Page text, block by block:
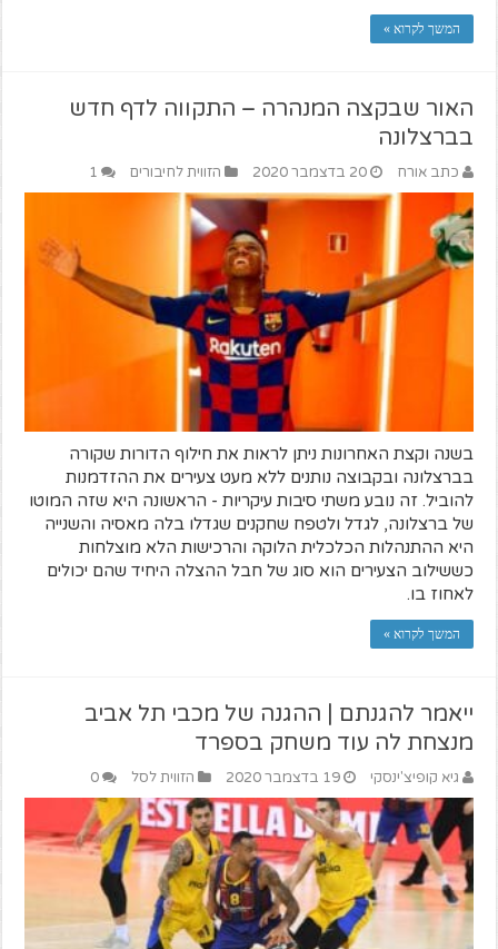
המשך לקרוא »
האור שבקצה המנהרה – התקווה לדף חדש
בברצלונה
כתב אורח 20 בדצמבר 2020 הזווית לחיבורים 1
בשנה וקצת האחרונות ניתן לראות את חילוף הדורות שקורה
בברצלונה ובקבוצה נותנים ללא מעט צעירים את ההזדמנות
להוביל. זה נובע משתי סיבות עיקריות - הראשונה היא שזה המוטו
של ברצלונה, לגדל ולטפח שחקנים שגדלו בלה מאסיה והשנייה
היא ההתנהלות הכלכלית הלוקה והרכישות הלא מוצלחות
כששילוב הצעירים הוא סוג של חבל ההצלה היחיד שהם יכולים
לאחוז בו.
המשך לקרוא »
ייאמר להגנתם | ההגנה של מכבי תל אביב
מנצחת לה עוד משחק בספרד
גיא קופיצ'ינסקי 19 בדצמבר 2020 הזווית לסל 0